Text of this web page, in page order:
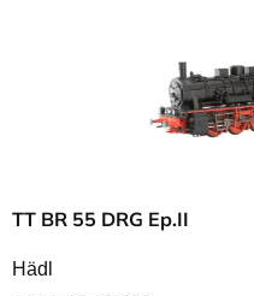
TT BR 55 DRG Ep.II
Hädl